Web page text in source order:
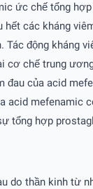
ức chế tổng
các kháng
động
chế trung
của acid
tổng hợp
thần kinh từ